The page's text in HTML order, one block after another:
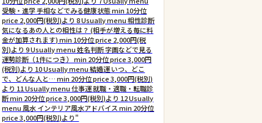
受験・進学 手相などでみる健康状態 min 10分位
price 2,000円(税別)より 8 Usually menu 相性診断
気になるあの人との相性は？ (相手が増える毎に料
金が加算されます) min 10分位 price 2,000円(税
別)より 9 Usually menu 姓名判断 字画などで見る
運勢診断（1件につき） min 20分位 price 3,000円
(税別)より 10 Usually menu 結婚運 いつ、どこ
で、どんな人と… min 20分位 price 3,000円(税別)
より 11 Usually menu 仕事運 就職・適職・転職診
断 min 20分位 price 3,000円(税別)より 12 Usually
menu 風水 インテリア風水アドバイス min 20分位
price 3,000円(税別)より"